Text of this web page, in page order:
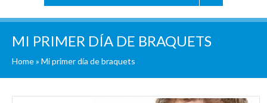
MI PRIMER DÍA DE BRAQUETS
Home» Mi primer día de braquets